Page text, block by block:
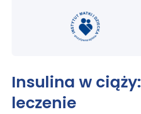
Insulina w ciąży:
leczenie